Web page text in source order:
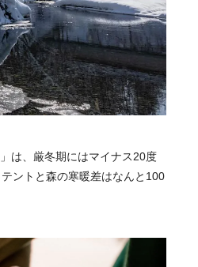
は、厳冬期にはマイナス20度
ントと森の寒暖差はなんと100